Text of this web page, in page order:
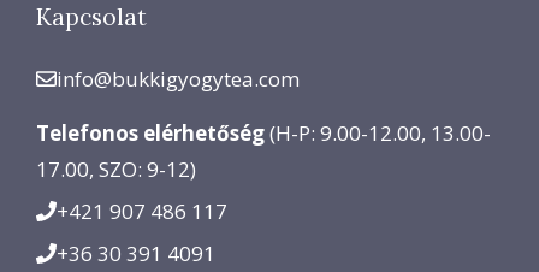
Kapcsolat
info@bukkigyogytea.com
Telefonos elérhetőség(H-P: 9.00-12.00, 13.00-
17.00, SZO: 9-12)
+421 907 486 117
+36 30 391 4091